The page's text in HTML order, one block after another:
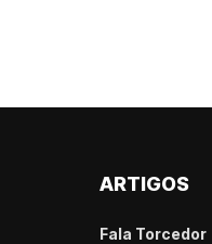
ARTIGOS
Fala Torcedor